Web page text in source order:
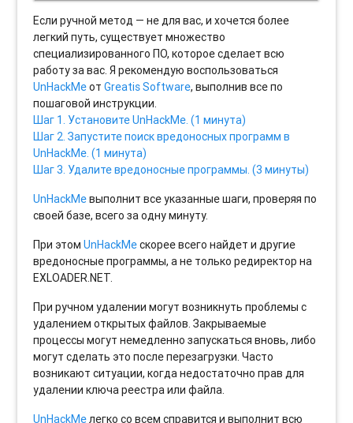
Если ручной метод — не для вас, и хочется более
легкий путь, существует множество
специализированного ПО, которое сделает всю
работу за вас. Я рекомендую воспользоваться
UnHackMeотGreatis Software, выполнив все по
пошаговой инструкции.
Шаг 1. Установите UnHackMe. (1 минута)
Шаг 2. Запустите поиск вредоносных программ в
UnHackMe. (1 минута)
Шаг 3. Удалите вредоносные программы. (3 минуты)
UnHackMeвыполнит все указанные шаги, проверяя по
своей базе, всего за одну минуту.
При этомUnHackMeскорее всего найдет и другие
вредоносные программы, а не только редиректор на
EXLOADER.NET.
При ручном удалении могут возникнуть проблемы с
удалением открытых файлов. Закрываемые
процессы могут немедленно запускаться вновь, либо
могут сделать это после перезагрузки. Часто
возникают ситуации, когда недостаточно прав для
удалении ключа реестра или файла.
UnHackMeлегко со всем справится и выполнит всю